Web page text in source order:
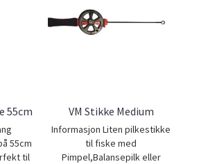
55cm
55cm
til
VM Stikke Medium
Informasjon Liten pilkestikke
til fiske med
Pimpel,Balansepilk eller